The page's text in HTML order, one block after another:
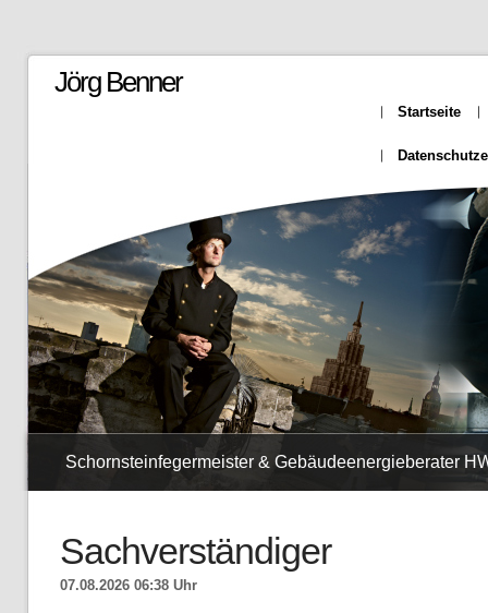
Schornsteinfegermeister & Gebäudeenergieberater
Jörg Benner
Startseite
Sachverständiger
07.08.2026 06:38 Uhr